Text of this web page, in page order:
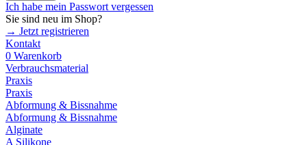
Ich habe mein Passwort vergessen
Sie sind neu im Shop?
→ Jetzt registrieren
Kontakt
0 Warenkorb
Verbrauchsmaterial
Praxis
Praxis
Abformung & Bissnahme
Abformung & Bissnahme
Alginate
A Silikone